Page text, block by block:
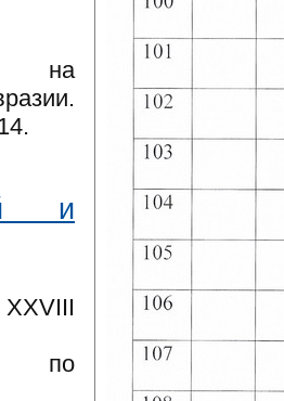
на
и
по